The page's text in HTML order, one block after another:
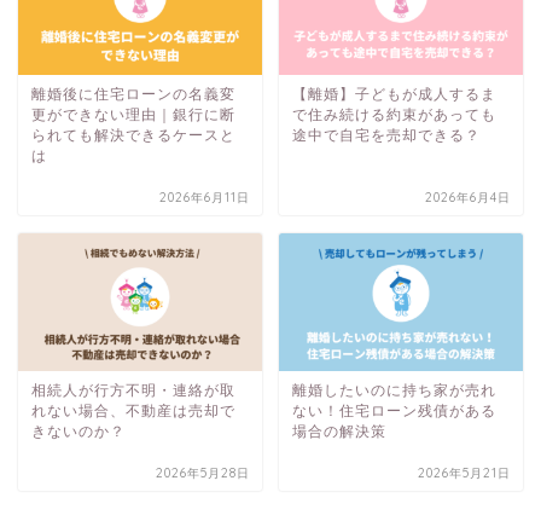
離婚後に住宅ローンの名義変
更ができない理由｜銀行に断
られても解決できるケースと
は
2026年6月11日
【離婚】子どもが成人するま
で住み続ける約束があっても
途中で自宅を売却できる？
2026年6月4日
相続人が行方不明・連絡が取
れない場合、不動産は売却で
きないのか？
2026年5月28日
離婚したいのに持ち家が売れ
ない！住宅ローン残債がある
場合の解決策
2026年5月21日